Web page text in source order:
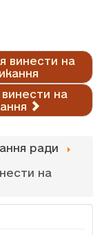
винести на
на
ради
на